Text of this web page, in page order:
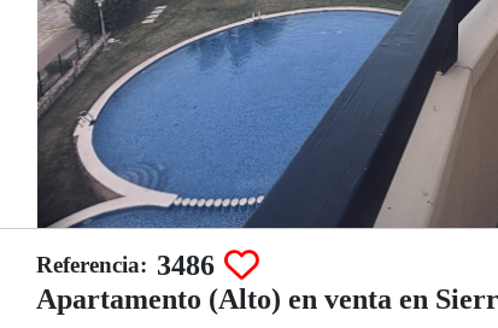
Referencia: 3486
Apartamento (Alto) en venta en